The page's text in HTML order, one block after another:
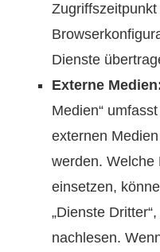
Dienste
Externe
Medien“
externen
werden. Welche
einsetzen,
„Dienste
nachlesen.